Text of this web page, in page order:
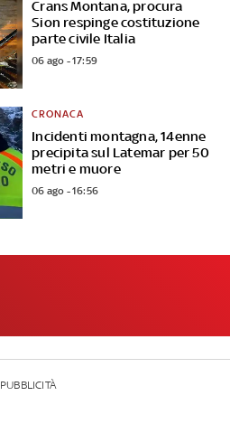
Crans Montana, procura
Sion respinge costituzione
parte civile Italia
06 ago - 17:59
Incidenti montagna, 14enne
precipita sul Latemar per 50
metri e muore
CRONACA
06 ago - 16:56
PUBBLICITÀ